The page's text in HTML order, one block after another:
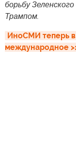
борьбу
Трампом.
ИноСМИ теперь в
международное